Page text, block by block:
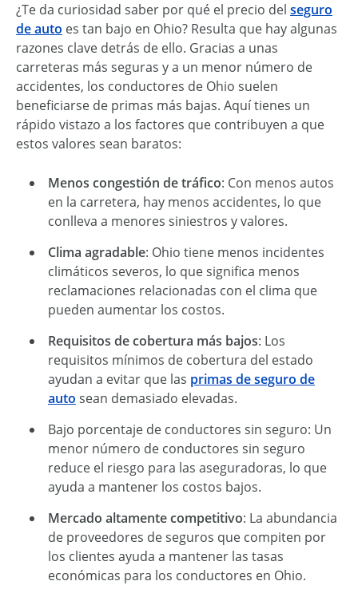
¿Te da curiosidad saber por qué el precio del seguro
de auto es tan bajo en Ohio? Resulta que hay algunas
razones clave detrás de ello. Gracias a unas
carreteras más seguras y a un menor número de
accidentes, los conductores de Ohio suelen
beneficiarse de primas más bajas. Aquí tienes un
rápido vistazo a los factores que contribuyen a que
estos valores sean baratos:
Menos congestión de tráfico: Con menos autos
en la carretera, hay menos accidentes, lo que
conlleva a menores siniestros y valores.
Clima agradable: Ohio tiene menos incidentes
climáticos severos, lo que significa menos
reclamaciones relacionadas con el clima que
pueden aumentar los costos.
Requisitos de cobertura más bajos: Los
requisitos mínimos de cobertura del estado
ayudan a evitar que las primas de seguro de
auto sean demasiado elevadas.
Bajo porcentaje de conductores sin seguro: Un
menor número de conductores sin seguro
reduce el riesgo para las aseguradoras, lo que
ayuda a mantener los costos bajos.
Mercado altamente competitivo: La abundancia
de proveedores de seguros que compiten por
los clientes ayuda a mantener las tasas
económicas para los conductores en Ohio.